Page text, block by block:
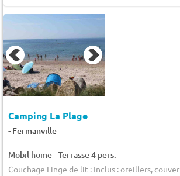
Camping La Plage
- Fermanville
Mobil home - Terrasse 4 pers.
Couchage Linge de lit : Inclus : oreillers,